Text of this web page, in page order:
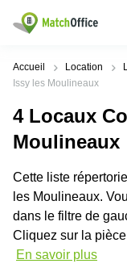
Rechercher / publier
Pages
de
produits
Bureau
Centre
d’affaires
Coworking
Villes
Populaires
Lille
Lyon
Bordeaux
Marseille
Recherches
populaires
d'affaires
Paris
Location
Lille
Aide
Qui sommes-nous?
Publier un local
Prix
Accueil Location
Issy les Moulineaux
4 Locaux
Moulineaux
Cette liste
les Moulineaux.
dans le filtre de
Cliquez sur la
En savoir plus